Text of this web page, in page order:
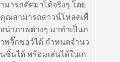
ามารถตัดมาได้จริงๆ โดย
คุณสามารถดาวน์โหลดเพื่
อนำภาพต่างๆ มาทำเป็นภ
าพจิ๊กซอว์ได้ กำหนดจำนว
นชิ้นได้ พร้อมเล่นได้ในเก